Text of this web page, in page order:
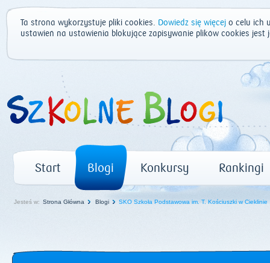
Ta strona wykorzystuje pliki cookies. Dowiedz się więcej o celu ich
ustawień na ustawienia blokujące zapisywanie plików cookies
Start Blogi Konkursy Rankingi
Jesteś w: Strona Główna Blogi SKO Szkoła Podstawowa im. T. Kościuszki w Cieklinie